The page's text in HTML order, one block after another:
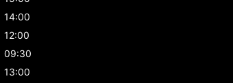
14:00
12:00
09:30
13:00